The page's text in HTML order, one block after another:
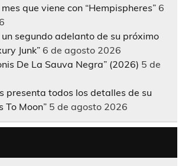
que viene con “Hempispheres” 6
segundo adelanto de su próximo
Junk” 6 de agosto 2026
De La Sauva Negra” (2026) 5 de
presenta todos los detalles de su
To Moon” 5 de agosto 2026